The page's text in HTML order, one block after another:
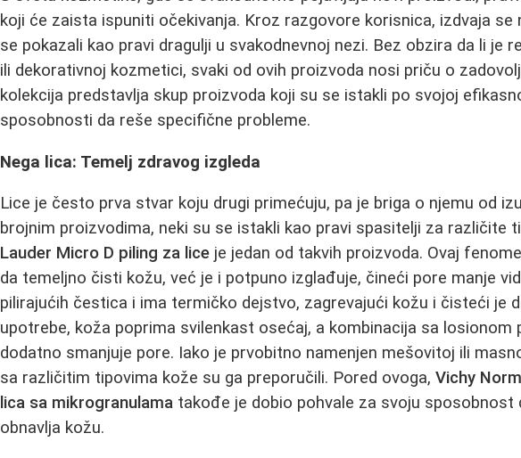
koji će zaista ispuniti očekivanja. Kroz razgovore korisnica, izdvaja se
se pokazali kao pravi dragulji u svakodnevnoj nezi. Bez obzira da li je
ili dekorativnoj kozmetici, svaki od ovih proizvoda nosi priču o
kolekcija predstavlja skup proizvoda koji su se istakli po svojoj
sposobnosti da reše specifične probleme.
Nega lica: Temelj zdravog izgleda
Lice je često prva stvar koju drugi primećuju, pa je briga o njemu od
brojnim proizvodima, neki su se istakli kao pravi spasitelji za različite
Lauder Micro D piling za lice je jedan od takvih proizvoda. Ovaj
da temeljno čisti kožu, već je i potpuno izglađuje, čineći pore manje
pilirajućih čestica i ima termičko dejstvo, zagrevajući kožu i čisteći je
upotrebe, koža poprima svilenkast osećaj, a kombinacija sa losionom
dodatno smanjuje pore. Iako je prvobitno namenjen mešovitoj ili
sa različitim tipovima kože su ga preporučili. Pored ovoga,Vichy
lica sa mikrogranulama takođe je dobio pohvale za svoju sposobnost
obnavlja kožu.